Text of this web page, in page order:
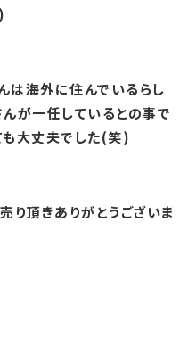
は海外に住んでいるらし
が一任しているとの事で
も大丈夫でした(笑)
り頂きありがとうございま